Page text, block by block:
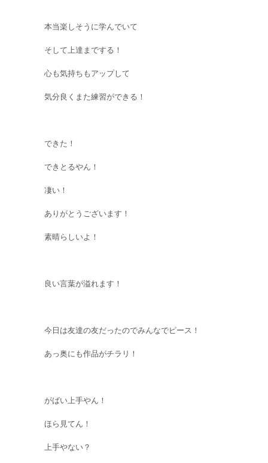
本当楽しそうに学んでいて
そして上達までする！
心も気持ちもアップして
気分良くまた練習ができる！
できた！
できとるやん！
凄い！
ありがとうございます！
素晴らしいよ！
良い言葉が溢れます！
今日は友達の友だったのでみんなでピース！
あっ奥にも作品がチラリ！
がばい上手やん！
ほら見てん！
上手やない？